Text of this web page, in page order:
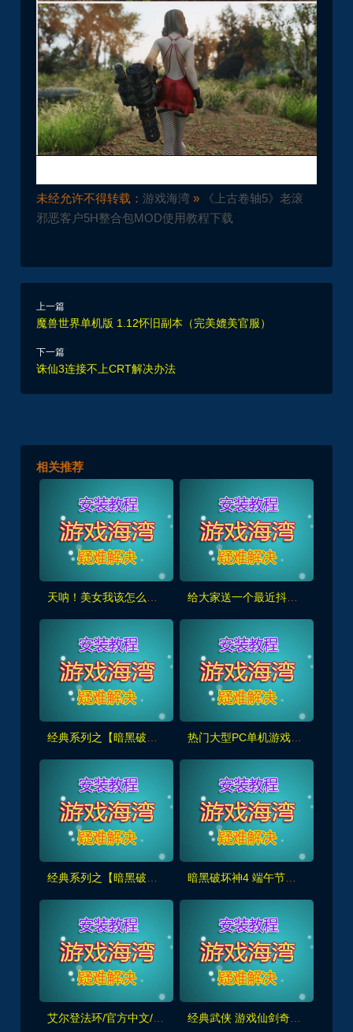
未经允许不得转载：游戏海湾 »
《上古卷轴5》老滚
邪恶客户5H整合包MOD使用教程下载
上一篇
魔兽世界单机版 1.12怀旧副本（完美媲美官服）
下一篇
诛仙3连接不上CRT解决办法
相关推荐
给大家送一个最近抖音比较火的，荒野大镖客2 带金手指，录制了使用视频
经典系列之【暗黑破坏神3】全DLC+中文语音 +录制详细安装使用视频 热门大型PC单机游戏大合集 每月更新（免费赠送）
经典系列之【暗黑破坏神2重置版】满级人物存档,地图全开及装备修改发送工具 暗黑破坏神4 端午节尝鲜版 免费送给大家玩
艾尔登法环/官方中文/[更新]1.0.21完美学习版 经典武侠 游戏仙剑奇侠传七 最新发布